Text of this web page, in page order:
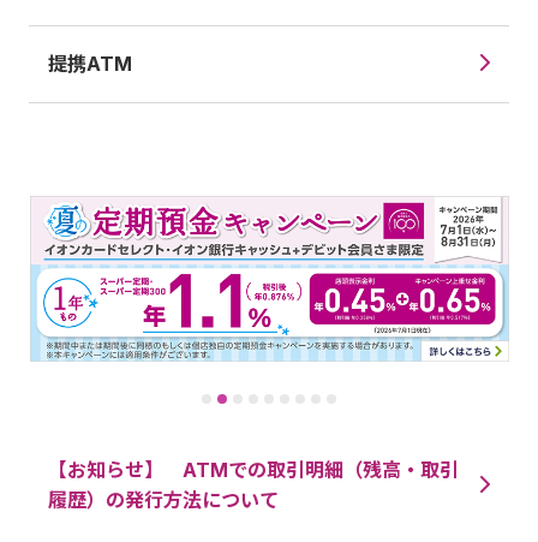
提携ATM
【お知らせ】 ATMでの取引明細（残高・取引
履歴）の発行方法について